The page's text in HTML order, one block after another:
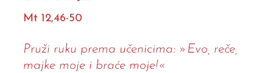
Mt 12,46-50
Pruži ruku prema učenicima: »Evo, reče,
majke moje i braće moje!«